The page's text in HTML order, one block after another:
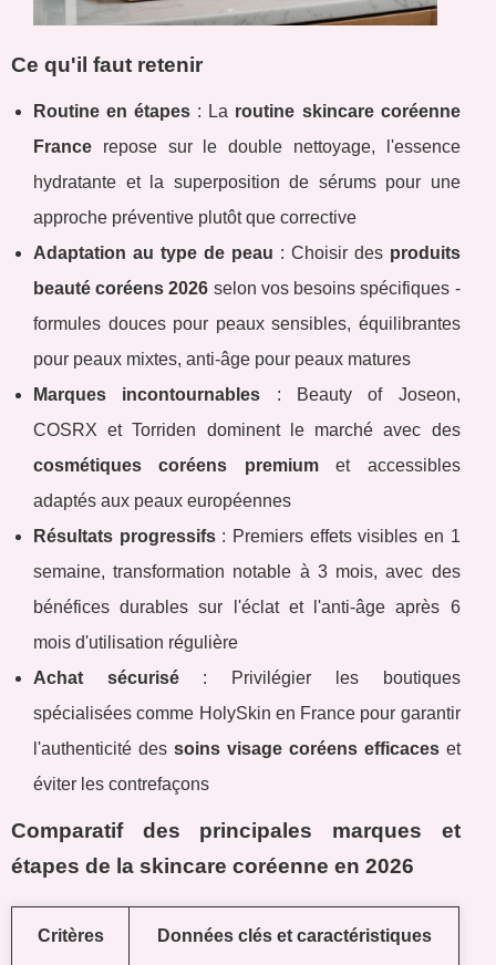
Ce qu'il faut retenir
Routine en étapes : La routine skincare coréenne
France repose sur le double nettoyage, l'essence
hydratante et la superposition de sérums pour une
approche préventive plutôt que corrective
Adaptation au type de peau : Choisir des produits
beauté coréens 2026 selon vos besoins spécifiques -
formules douces pour peaux sensibles, équilibrantes
pour peaux mixtes, anti-âge pour peaux matures
Marques incontournables : Beauty of Joseon,
COSRX et Torriden dominent le marché avec des
cosmétiques coréens premiumet accessibles
adaptés aux peaux européennes
Résultats progressifs: Premiers effets visibles en 1
semaine, transformation notable à 3 mois, avec des
bénéfices durables sur l'éclat et l'anti-âge après 6
mois d'utilisation régulière
Achat sécurisé: Privilégier les boutiques
spécialisées comme HolySkin en France pour garantir
l'authenticité des soins visage coréens efficaceset
éviter les contrefaçons
Comparatif des principales marques et
étapes de la skincare coréenne en 2026
Critères Données clés et caractéristiques